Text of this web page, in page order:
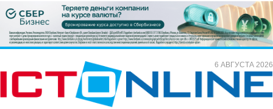
6 АВГУСТА 2026